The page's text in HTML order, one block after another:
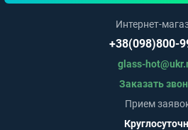
Интернет-
+38(098)800-
glass-
Заказать
Прием